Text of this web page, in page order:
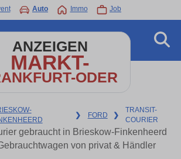
Auto Immo Job
ANZEIGEN
MARKT-
ODER
❯ FORD ❯
TRANSIT-
COURIER
gebraucht in Brieskow-Finkenheerd
von privat & Händler